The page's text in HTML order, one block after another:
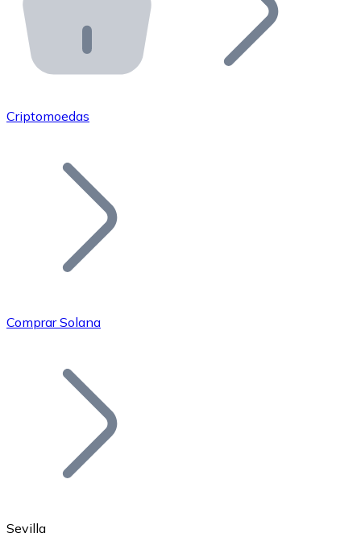
API Bitnovo
Integre nossa API no seu ecossistema.
Junte-se à nossa rede de revendedores e comercialize
Adicione o token do seu projeto ao nosso serviço de
Bitcoin
Criptomoedas
Comprar Solana
Sevilla